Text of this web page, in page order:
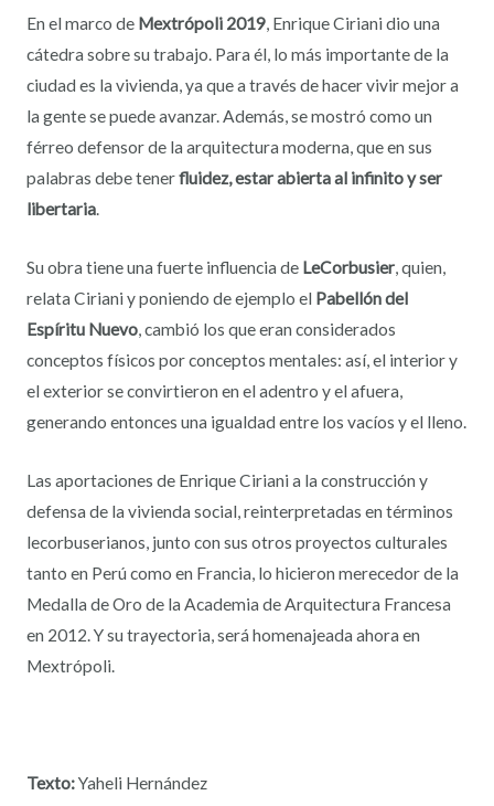
En el marco de Mextrópoli 2019, Enrique Ciriani dio una
cátedra sobre su trabajo. Para él, lo más importante de la
ciudad es la vivienda, ya que a través de hacer vivir mejor a
la gente se puede avanzar. Además, se mostró como un
férreo defensor de la arquitectura moderna, que en sus
palabras debe tenerfluidez, estar abierta al infinito y ser
libertaria.
Su obra tiene una fuerte influencia de LeCorbusier, quien,
relata Ciriani y poniendo de ejemplo el Pabellón del
Espíritu Nuevo, cambió los que eran considerados
conceptos físicos por conceptos mentales: así, el interior y
el exterior se convirtieron en el adentro y el afuera,
generando entonces una igualdad entre los vacíos y el lleno.
Las aportaciones de Enrique Ciriani a la construcción y
defensa de la vivienda social, reinterpretadas en términos
lecorbuserianos, junto con sus otros proyectos culturales
tanto en Perú como en Francia, lo hicieron merecedor de la
Medalla de Oro de la Academia de Arquitectura Francesa
en 2012. Y su trayectoria, será homenajeada ahora en
Mextrópoli.
Texto:Yaheli Hernández